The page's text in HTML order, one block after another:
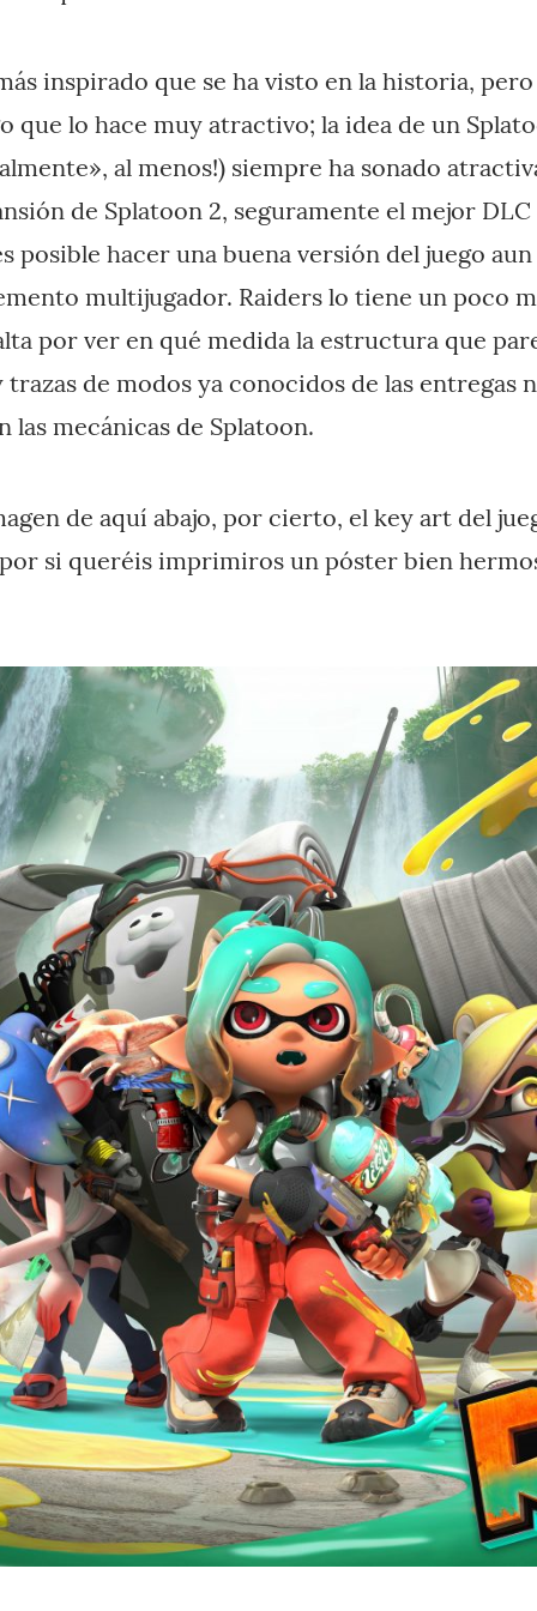
inspirado que se ha visto en la historia,
que lo hace muy atractivo; la idea de un
al menos!) siempre ha sonado
de Splatoon 2, seguramente el mejor DLC
posible hacer una buena versión del juego
multijugador. Raiders lo tiene un poco
por ver en qué medida la estructura que
de modos ya conocidos de las entregas
las mecánicas de Splatoon.
de aquí abajo, por cierto, el key art del
si queréis imprimiros un póster bien